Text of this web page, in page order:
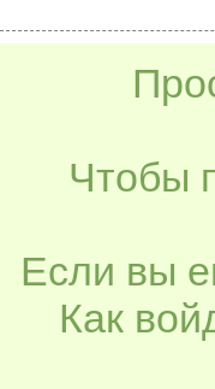
Чтобы
Если вы
Как